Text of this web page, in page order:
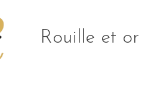
Rouille et or